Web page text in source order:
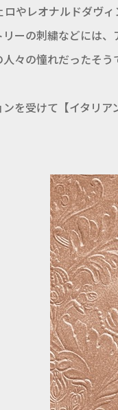
やレオナルドダヴ
ーの刺繍などには
々の憧れだったそう
を受けて【イタリア